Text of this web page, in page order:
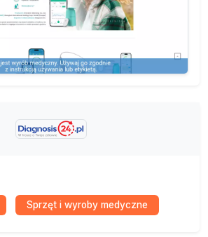
Sprzęt i wyroby medyczne